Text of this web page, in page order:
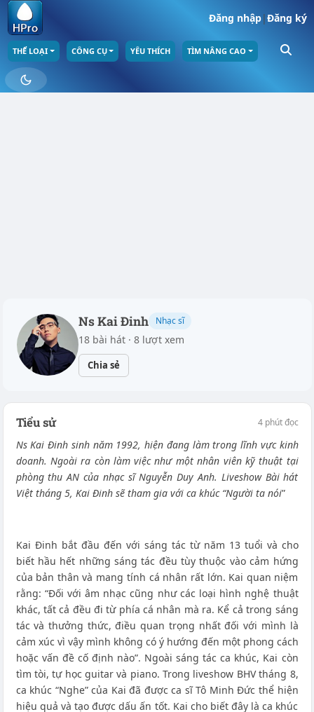
Đăng nhập|Đăng ký
THỂ LOẠI CÔNG CỤ YÊU THÍCH TÌM NÂNG CAO
Ns Kai Đinh Nhạc sĩ
18 bài hát · 8 lượt xem
Chia sẻ
Tiểu sử 4 phút đọc
Ns Kai Đinh sinh năm 1992, hiện đang làm trong lĩnh vực kinh
doanh. Ngoài ra còn làm việc như một nhân viên kỹ thuật tại
phòng thu AN của nhạc sĩ Nguyễn Duy Anh. Liveshow Bài hát
Việt tháng 5, Kai Đinh sẽ tham gia với ca khúc “Người ta nói”
Kai Đinh bắt đầu đến với sáng tác từ năm 13 tuổi và cho
biết hầu hết những sáng tác đều tùy thuộc vào cảm hứng
của bản thân và mang tính cá nhân rất lớn. Kai quan niệm
rằng: “Đối với âm nhạc cũng như các loại hình nghệ thuật
khác, tất cả đều đi từ phía cá nhân mà ra. Kể cả trong sáng
tác và thưởng thức, điều quan trọng nhất đối với mình là
cảm xúc vì vậy mình không có ý hướng đến một phong cách
hoặc vấn đề cố định nào”. Ngoài sáng tác ca khúc, Kai còn
tìm tòi, tự học guitar và piano. Trong liveshow BHV tháng 8,
ca khúc “Nghe” của Kai đã được ca sĩ Tô Minh Đức thể hiện
hiệu quả và tạo được dấu ấn tốt. Kai cho biết đây là ca khúc